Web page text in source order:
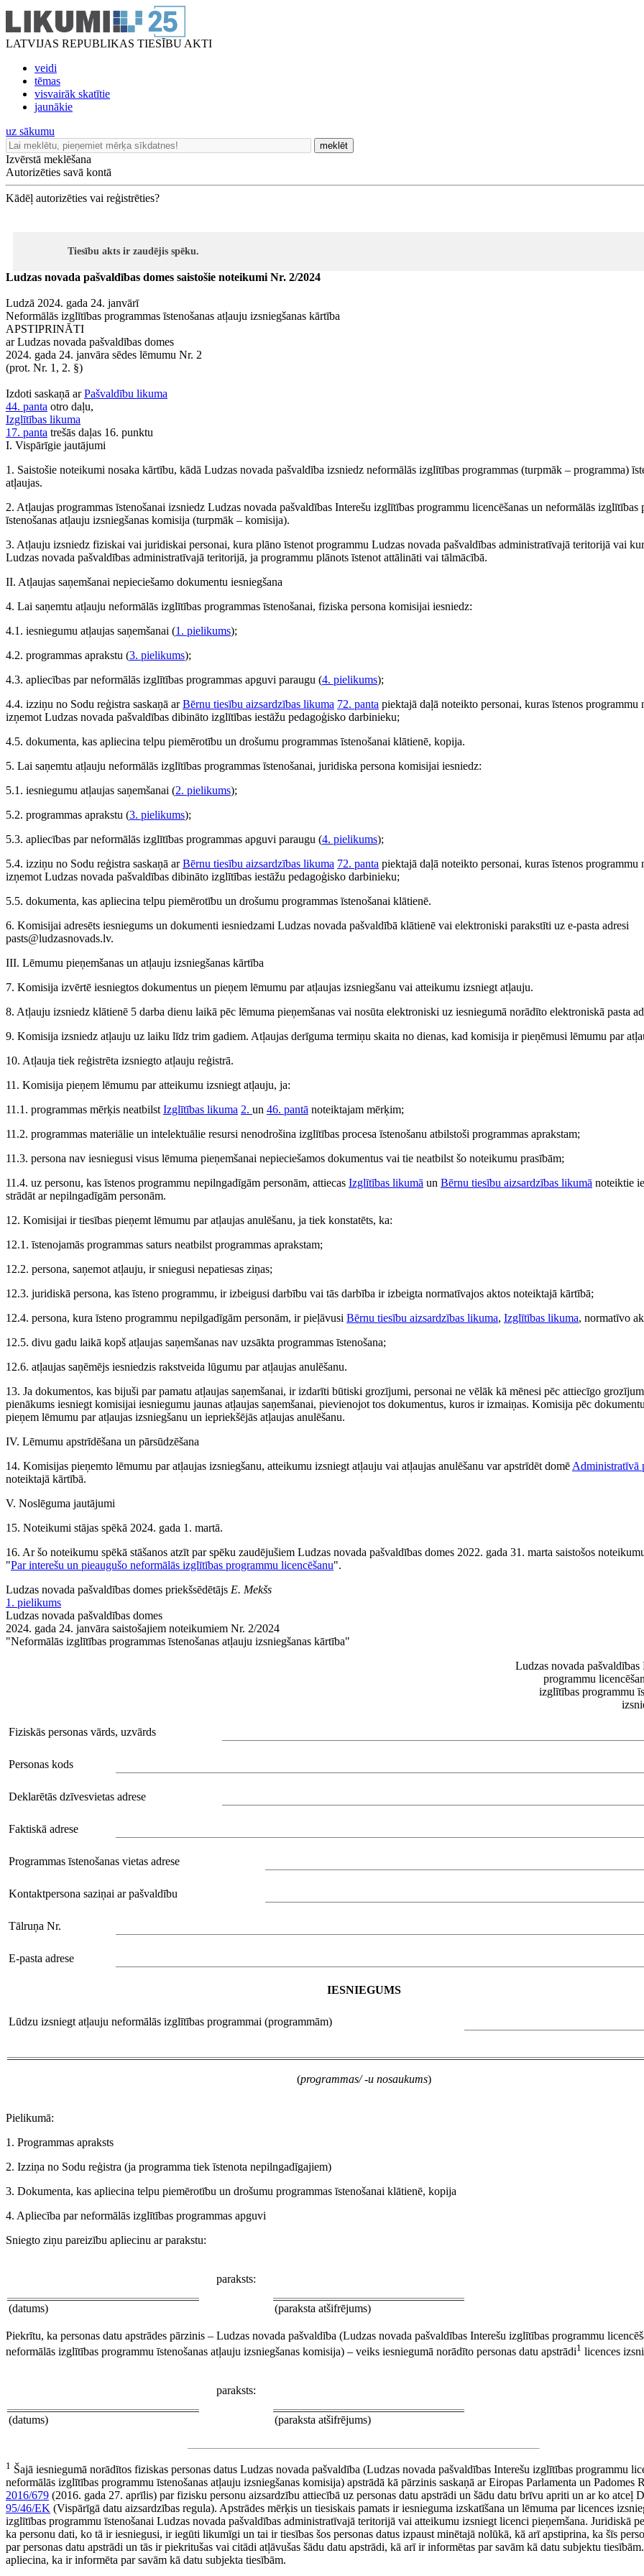
LATVIJAS REPUBLIKAS TIESĪBU AKTI
veidi
tēmas
visvairāk skatītie
jaunākie
uz sākumu
meklēt
Izvērstā meklēšana
Autorizēties savā kontā
Kādēļ autorizēties vai reģistrēties?
Tiesību akts ir zaudējis spēku.
Ludzas novada pašvaldības domes saistošie noteikumi Nr. 2/2024
Ludzā 2024. gada 24. janvārī
Neformālās izglītības programmas īstenošanas atļauju izsniegšanas kārtība
APSTIPRINĀTI
ar Ludzas novada pašvaldības domes
2024. gada 24. janvāra sēdes lēmumu Nr. 2
(prot. Nr. 1, 2. §)
Izdoti saskaņā arPašvaldību likuma
44. panta otro daļu,
Izglītības likuma
17. panta trešās daļas 16. punktu
I. Vispārīgie jautājumi
1. Saistošie noteikumi nosaka kārtību, kādā Ludzas novada pašvaldība izsniedz neformālās izglītības programmas (turpmāk – programma)
atļaujas.
2. Atļaujas programmas īstenošanai izsniedz Ludzas novada pašvaldības Interešu izglītības programmu licencēšanas un neformālās izglītības
īstenošanas atļauju izsniegšanas komisija (turpmāk – komisija).
3. Atļauju izsniedz fiziskai vai juridiskai personai, kura plāno īstenot programmu Ludzas novada pašvaldības administratīvajā teritorijā vai
Ludzas novada pašvaldības administratīvajā teritorijā, ja programmu plānots īstenot attālināti vai tālmācībā.
II. Atļaujas saņemšanai nepieciešamo dokumentu iesniegšana
4. Lai saņemtu atļauju neformālās izglītības programmas īstenošanai, fiziska persona komisijai iesniedz:
4.1. iesniegumu atļaujas saņemšanai (1. pielikums);
4.2. programmas aprakstu (3. pielikums);
4.3. apliecības par neformālās izglītības programmas apguvi paraugu (4. pielikums);
4.4. izziņu no Sodu reģistra saskaņā arBērnu tiesību aizsardzības likuma 72. panta piektajā daļā noteikto personai, kuras īstenos programmu
izņemot Ludzas novada pašvaldības dibināto izglītības iestāžu pedagoģisko darbinieku;
4.5. dokumenta, kas apliecina telpu piemērotību un drošumu programmas īstenošanai klātienē, kopija.
5. Lai saņemtu atļauju neformālās izglītības programmas īstenošanai, juridiska persona komisijai iesniedz:
5.1. iesniegumu atļaujas saņemšanai (2. pielikums);
5.2. programmas aprakstu (3. pielikums);
5.3. apliecības par neformālās izglītības programmas apguvi paraugu (4. pielikums);
5.4. izziņu no Sodu reģistra saskaņā arBērnu tiesību aizsardzības likuma 72. panta piektajā daļā noteikto personai, kuras īstenos programmu
izņemot Ludzas novada pašvaldības dibināto izglītības iestāžu pedagoģisko darbinieku;
5.5. dokumenta, kas apliecina telpu piemērotību un drošumu programmas īstenošanai klātienē.
6. Komisijai adresēts iesniegums un dokumenti iesniedzami Ludzas novada pašvaldībā klātienē vai elektroniski parakstīti uz e-pasta adresi
pasts@ludzasnovads.lv.
III. Lēmumu pieņemšanas un atļauju izsniegšanas kārtība
7. Komisija izvērtē iesniegtos dokumentus un pieņem lēmumu par atļaujas izsniegšanu vai atteikumu izsniegt atļauju.
8. Atļauju izsniedz klātienē 5 darba dienu laikā pēc lēmuma pieņemšanas vai nosūta elektroniski uz iesniegumā norādīto elektroniskā pasta
9. Komisija izsniedz atļauju uz laiku līdz trim gadiem. Atļaujas derīguma termiņu skaita no dienas, kad komisija ir pieņēmusi lēmumu par
10. Atļauja tiek reģistrēta izsniegto atļauju reģistrā.
11. Komisija pieņem lēmumu par atteikumu izsniegt atļauju, ja:
11.1. programmas mērķis neatbilst Izglītības likuma 2. un 46. pantā noteiktajam mērķim;
11.2. programmas materiālie un intelektuālie resursi nenodrošina izglītības procesa īstenošanu atbilstoši programmas aprakstam;
11.3. persona nav iesniegusi visus lēmuma pieņemšanai nepieciešamos dokumentus vai tie neatbilst šo noteikumu prasībām;
11.4. uz personu, kas īstenos programmu nepilngadīgām personām, attiecas Izglītības likumā un Bērnu tiesību aizsardzības likumā noteiktie
strādāt ar nepilngadīgām personām.
12. Komisijai ir tiesības pieņemt lēmumu par atļaujas anulēšanu, ja tiek konstatēts, ka:
12.1. īstenojamās programmas saturs neatbilst programmas aprakstam;
12.2. persona, saņemot atļauju, ir sniegusi nepatiesas ziņas;
12.3. juridiskā persona, kas īsteno programmu, ir izbeigusi darbību vai tās darbība ir izbeigta normatīvajos aktos noteiktajā kārtībā;
12.4. persona, kura īsteno programmu nepilgadīgām personām, ir pieļāvusi Bērnu tiesību aizsardzības likuma, Izglītības likuma, normatīvo
12.5. divu gadu laikā kopš atļaujas saņemšanas nav uzsākta programmas īstenošana;
12.6. atļaujas saņēmējs iesniedzis rakstveida lūgumu par atļaujas anulēšanu.
13. Ja dokumentos, kas bijuši par pamatu atļaujas saņemšanai, ir izdarīti būtiski grozījumi, personai ne vēlāk kā mēnesi pēc attiecīgo
pienākums iesniegt komisijai iesniegumu jaunas atļaujas saņemšanai, pievienojot tos dokumentus, kuros ir izmaiņas. Komisija pēc
pieņem lēmumu par atļaujas izsniegšanu un iepriekšējās atļaujas anulēšanu.
IV. Lēmumu apstrīdēšana un pārsūdzēšana
14. Komisijas pieņemto lēmumu par atļaujas izsniegšanu, atteikumu izsniegt atļauju vai atļaujas anulēšanu var apstrīdēt domē Administratīvā
noteiktajā kārtībā.
V. Noslēguma jautājumi
15. Noteikumi stājas spēkā 2024. gada 1. martā.
16. Ar šo noteikumu spēkā stāšanos atzīt par spēku zaudējušiem Ludzas novada pašvaldības domes 2022. gada 31. marta saistošos
"Par interešu un pieaugušo neformālās izglītības programmu licencēšanu".
Ludzas novada pašvaldības domes priekšsēdētājs E. Mekšs
1. pielikums
Ludzas novada pašvaldības domes
2024. gada 24. janvāra saistošajiem noteikumiem Nr. 2/2024
"Neformālās izglītības programmas īstenošanas atļauju izsniegšanas kārtība"
Ludzas novada
programmu
izglītības programmu
Fiziskās personas vārds, uzvārds
Personas kods
Deklarētās dzīvesvietas adrese
Faktiskā adrese
Programmas īstenošanas vietas adrese
Kontaktpersona saziņai ar pašvaldību
Tālruņa Nr.
E-pasta adrese
IESNIEGUMS
Lūdzu izsniegt atļauju neformālās izglītības programmai (programmām)
(programmas/ -u nosaukums)
Pielikumā:
1. Programmas apraksts
2. Izziņa no Sodu reģistra (ja programma tiek īstenota nepilngadīgajiem)
3. Dokumenta, kas apliecina telpu piemērotību un drošumu programmas īstenošanai klātienē, kopija
4. Apliecība par neformālās izglītības programmas apguvi
Sniegto ziņu pareizību apliecinu ar parakstu:
paraksts:
(datums) (paraksta atšifrējums)
Piekrītu, ka personas datu apstrādes pārzinis – Ludzas novada pašvaldība (Ludzas novada pašvaldības Interešu izglītības programmu
neformālās izglītības programmu īstenošanas atļauju izsniegšanas komisija) – veiks iesniegumā norādīto personas datu apstrādi1 licences
paraksts:
(datums) (paraksta atšifrējums)
1 Šajā iesniegumā norādītos fiziskas personas datus Ludzas novada pašvaldība (Ludzas novada pašvaldības Interešu izglītības programmu
neformālās izglītības programmu īstenošanas atļauju izsniegšanas komisija) apstrādā kā pārzinis saskaņā ar Eiropas Parlamenta un Padomes
2016/679 (2016. gada 27. aprīlis) par fizisku personu aizsardzību attiecībā uz personas datu apstrādi un šādu datu brīvu apriti un ar ko atceļ
95/46/EK (Vispārīgā datu aizsardzības regula). Apstrādes mērķis un tiesiskais pamats ir iesnieguma izskatīšana un lēmuma par licences
izglītības programmu īstenošanai Ludzas novada pašvaldības administratīvajā teritorijā vai atteikumu izsniegt licenci pieņemšana. Juridiskā
ka personu dati, ko tā ir iesniegusi, ir iegūti likumīgi un tai ir tiesības šos personas datus izpaust minētajā nolūkā, kā arī apstiprina, ka šīs
par personas datu apstrādi un tās ir piekritušas vai citādi atļāvušas šādu datu apstrādi, kā arī ir informētas par savām kā datu subjektu
apliecina, ka ir informēta par savām kā datu subjekta tiesībām.